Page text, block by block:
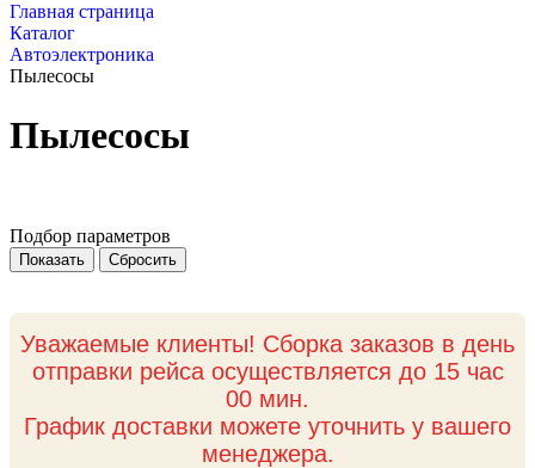
Главная страница
Каталог
Автоэлектроника
Пылесосы
Пылесосы
Подбор параметров
Уважаемые клиенты! Сборка заказов в день
отправки рейса осуществляется до 15 час
00 мин.
График доставки можете уточнить у вашего
менеджера.